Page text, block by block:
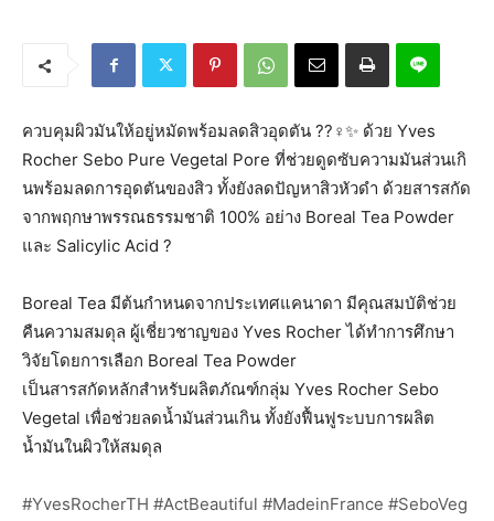
ควบคุมผิวมันให้อยู่หมัดพร้อมลดสิวอุดตัน ??‍♀️✨ ด้วย Yves
Rocher Sebo Pure Vegetal Pore ที่ช่วยดูดซับความมันส่วนเก
นพร้อมลดการอุดตันของสิว ทั้งยังลดปัญหาสิวหัวดำ ด้วยสารสกัด
จากพฤกษาพรรณธรรมชาติ 100% อย่าง Boreal Tea Powder
และ Salicylic Acid ?
Boreal Tea มีต้นกำหนดจากประเทศแคนาดา มีคุณสมบัติช่วย
คืนความสมดุล ผู้เชี่ยวชาญของ Yves Rocher ได้ทำการศึกษา
วิจัยโดยการเลือก Boreal Tea Powder
เป็นสารสกัดหลักสำหรับผลิตภัณฑ์กลุ่ม Yves Rocher Sebo
Vegetal เพื่อช่วยลดน้ำมันส่วนเกิน ทั้งยังฟื้นฟูระบบการผลิต
น้ำมันในผิวให้สมดุล
#YvesRocherTH #ActBeautiful #MadeinFrance #SeboVeg